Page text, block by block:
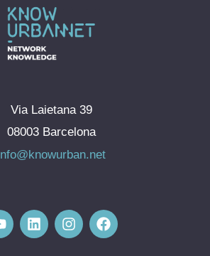
Via Laietana 39
08003 Barcelona